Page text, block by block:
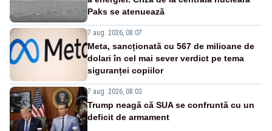
Paks se atenuează
7 aug. 2026, 08:07
Meta, sancționată cu 567 de milioane de
dolari în cel mai sever verdict pe tema
siguranței copiilor
7 aug. 2026, 08:03
Trump neagă că SUA se confruntă cu un
deficit de armament